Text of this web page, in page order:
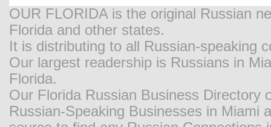
OUR FLORIDA is the original Russian
Florida and other states.
It is distributing to all Russian-speaking
Our largest readership is Russians in
Florida.
Our Florida Russian Business Directory
Russian-Speaking Businesses in Miami